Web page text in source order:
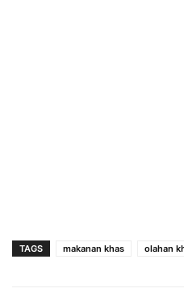
TAGS makanan khas olahan